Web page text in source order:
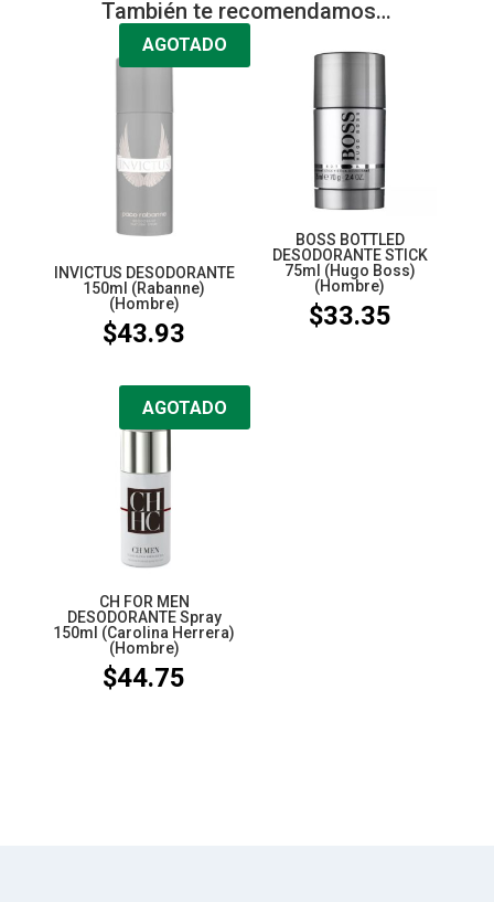
También te recomendamos…
AGOTADO
INVICTUS DESODORANTE
150ml (Rabanne)
(Hombre)
$43.93
BOSS BOTTLED
DESODORANTE STICK
75ml (Hugo Boss)
(Hombre)
$33.35
AGOTADO
CH FOR MEN
DESODORANTE Spray
150ml (Carolina Herrera)
(Hombre)
$44.75